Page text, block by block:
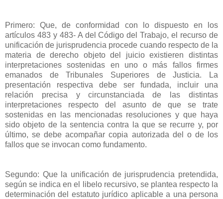
Primero: Que, de conformidad con lo dispuesto en los
artículos 483 y 483- A del Código del Trabajo, el recurso de
unificación de jurisprudencia procede cuando respecto de la
materia de derecho objeto del juicio existieren distintas
interpretaciones sostenidas en uno o más fallos firmes
emanados de Tribunales Superiores de Justicia. La
presentación respectiva debe ser fundada, incluir una
relación precisa y circunstanciada de las distintas
interpretaciones respecto del asunto de que se trate
sostenidas en las mencionadas resoluciones y que haya
sido objeto de la sentencia contra la que se recurre y, por
último, se debe acompañar copia autorizada del o de los
fallos que se invocan como fundamento.
Segundo: Que la unificación de jurisprudencia pretendida,
según se indica en el libelo recursivo, se plantea respecto la
determinación del estatuto jurídico aplicable a una persona